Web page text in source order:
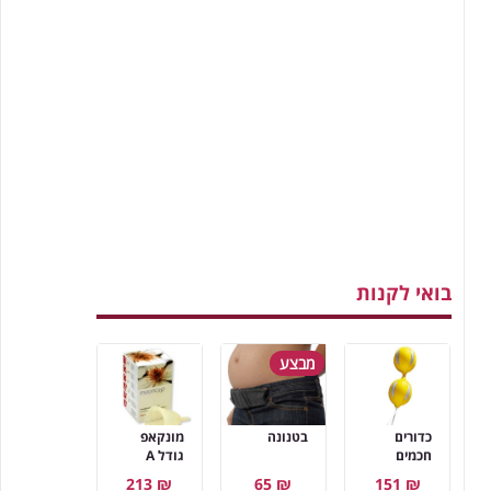
בואי לקנות
מונקאפ
גודל A
₪ 213
מבצע
בטנונה
₪ 65
כדורים
חכמים
₪ 151